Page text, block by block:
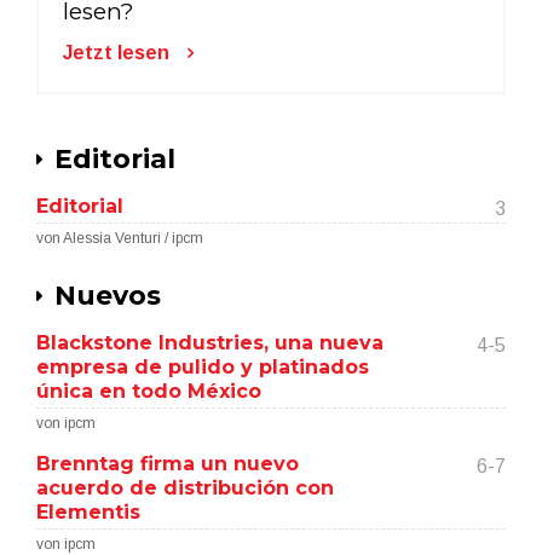
lesen?
Jetzt lesen
Editorial
Editorial 3
von Alessia Venturi / ipcm
Nuevos
Blackstone Industries, una nueva
empresa de pulido y platinados
única en todo México
4-5
von ipcm
Brenntag firma un nuevo
acuerdo de distribución con
Elementis
6-7
von ipcm